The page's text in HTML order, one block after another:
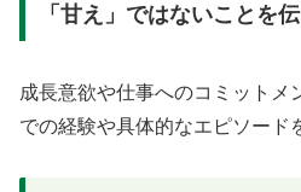
「甘え」ではないことを
成長意欲や仕事へのコミットメ
での経験や具体的なエピソード